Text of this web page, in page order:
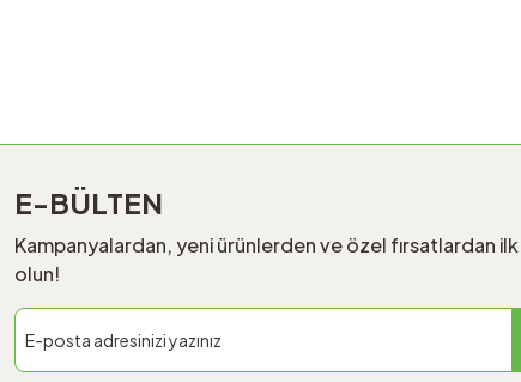
E-BÜLTEN
Kampanyalardan, yeni ürünlerden ve özel fırsatlardan
olun!